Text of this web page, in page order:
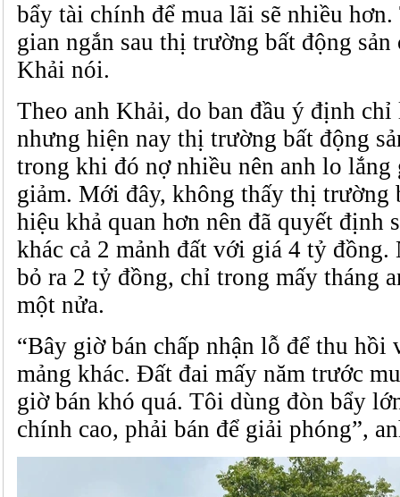
bẩy tài chính để mua lãi sẽ nhiều
gian ngắn sau thị trường bất động
Khải nói.
Theo anh Khải, do ban đầu ý định
nhưng hiện nay thị trường bất động
trong khi đó nợ nhiều nên anh lo lắng
giảm. Mới đây, không thấy thị trường
hiệu khả quan hơn nên đã quyết định
khác cả 2 mảnh đất với giá 4 tỷ
bỏ ra 2 tỷ đồng, chỉ trong mấy tháng
một nửa.
“Bây giờ bán chấp nhận lỗ để thu hồi
mảng khác. Đất đai mấy năm trước
giờ bán khó quá. Tôi dùng đòn bẩy
chính cao, phải bán để giải phóng”,